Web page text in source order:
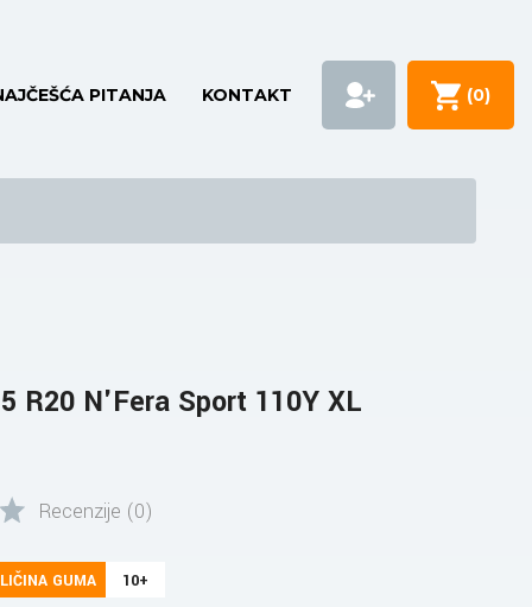
PITANJA KONTAKT (0)
R20 N'Fera Sport 110Y XL
Recenzije (0)
GUMA 10+